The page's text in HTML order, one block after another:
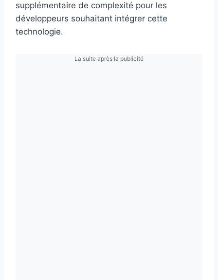
supplémentaire de complexité pour les
développeurs souhaitant intégrer cette
technologie.
La suite après la publicité